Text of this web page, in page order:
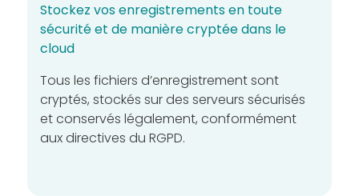
Stockez vos enregistrements en toute
sécurité et de manière cryptée dans le
cloud
Tous les fichiers d’enregistrement sont
cryptés, stockés sur des serveurs sécurisés
et conservés légalement, conformément
aux directives du RGPD.